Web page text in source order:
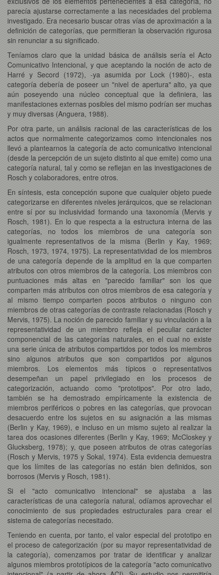
parecía ajustarse correctamente a las necesidades del problema
investigado. Era necesario buscar otras vías de aproximación a la
definición de categorías, que permitieran la observación rigurosa
sin renunciar a su significado.
Teníamos claro que la unidad básica de análisis sería el Acto
Comunicativo Intencional, y que aceptando la noción de acto de
Harré y Secord (1972), -ya asumida por Lock (1980)-, esta
categoría debería de poseer un "nivel de apertura" alto, ya que
aún poseyendo una núcleo conceptual que la definiera, las
manifestaciones externas posibles del mismo podrían ser muchas
y muy diversas (Anguera, 1988).
Por otra parte, un análisis racional de las características de los
actos que normalmente categorizamos como intencionales nos
llevó a plantearnos la categoría de acto comunicativo intencional
(desde la percepción de un sujeto distinto al que emite) como una
categoría natural, tal y como se reflejan en las investigaciones de
Rosch y colaboradores, entre otros.
En síntesis, esta concepción supone que cualquier objeto puede
categorizarse en diferentes niveles jerárquicos, que se relacionan
entre sí por su inclusividad formando una taxonomía (Mervis y
Rosch, 1981). En lo que respecta a la estructura interna de las
categorías, no todos los miembros de una categoría son
igualmente representativos de la misma (Berlin y Kay, 1969;
Rosch, 1973, 1974, 1975). La representatividad de los miembros
de una categoría depende de la amplitud en la que comparten
atributos con otros miembros de la categoría. Los miembros con
puntuaciones más altas en "parecido familiar" son los que
comparten más atributos con otros miembros de esa categoría y
al mismo tiempo comparten pocos atributos o ninguno con
miembros de otras categorías de contraste relacionadas (Rosch y
Mervis, 1975). La noción de parecido familiar y su vinculación a la
representatividad de un miembro refleja el peculiar carácter
componencial de las categorías naturales, en el cual no existe
una serie única de atributos compartidos por todos los miembros
sino algunos atributos que son compartidos por algunos
miembros. Los elementos más típicos o representativos
desempeñan un papel privilegiado en los procesos de
categorización, actuando como "prototipos". Por otro lado,
también se ha demostrado empíricamente la existencia de
miembros periféricos o pobres en las categorías, que provocan
desacuerdo entre los sujetos en su asignación a las mismas
(Berlin y Kay, 1969), e incluso en un mismo sujeto al realizar la
tarea dos ocasiones diferentes (Berlin y Kay, 1969; McCloskey y
Glucksberg, 1978); y, que poseen atributos de otras categorías
(Rosch y Mervis, 1975 y Sokal, 1974). Esta evidencia demuestra
que los límites de las categorías no están bien definidos, son
borrosos (Mervis y Rosch, 1981).
Si el "acto comunicativo intencional" se ajustaba a las
características de una categoría natural, odíamos aprovechar el
conocimiento de sus propiedades estructurales para crear el
sistema de categorías necesitado.
Teniendo en cuenta, por tanto, el valor especial del prototipo en
el proceso de categorización (por su mayor representatividad de
la categoría), comenzamos por tratar de identificar y analizar
algunos miembros prototípicos de la categoría "acto comunicativo